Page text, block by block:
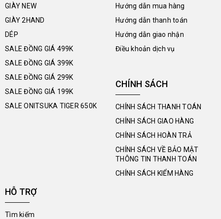
GIÀY NEW
GIÀY 2HAND
DÉP
SALE ĐỒNG GIÁ 499K
SALE ĐỒNG GIÁ 399K
SALE ĐỒNG GIÁ 299K
SALE ĐỒNG GIÁ 199K
SALE ONITSUKA TIGER 650K
Hướng dẫn mua hàng
Hướng dẫn thanh toán
Hướng dẫn giao nhận
Điều khoản dịch vụ
CHÍNH SÁCH
CHÍNH SÁCH THANH TOÁN
CHÍNH SÁCH GIAO HÀNG
CHÍNH SÁCH HOÀN TRẢ
CHÍNH SÁCH VỀ BẢO MẬT
THÔNG TIN THANH TOÁN
CHÍNH SÁCH KIỂM HÀNG
HỖ TRỢ
Tìm kiếm